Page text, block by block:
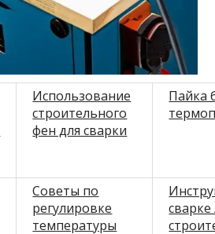
Использование
строительного
фен для сварки
Пайка
Советы по
регулировке
температуры